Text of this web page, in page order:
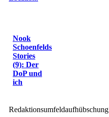
Nook
Schoenfelds
Stories
(9): Der
DoP und
ich
Redaktionsumfeldaufhübschung